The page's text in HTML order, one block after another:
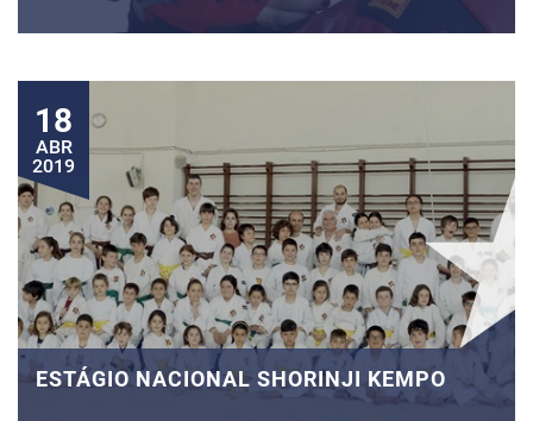
18
ABR
2019
ESTÁGIO NACIONAL SHORINJI KEMPO